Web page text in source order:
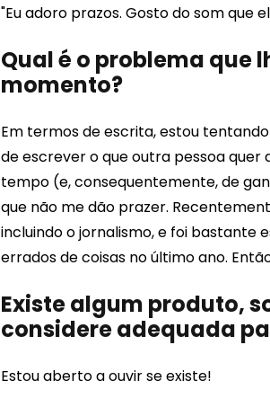
"Eu adoro prazos. Gosto do som que
Qual é o problema que
momento?
Em termos de escrita, estou
de escrever o que outra pessoa quer
tempo (e, consequentemente, de
que não me dão prazer.
incluindo o jornalismo, e foi
errados de coisas no último ano.
Existe algum produto,
considere adequada
Estou aberto a ouvir se existe!